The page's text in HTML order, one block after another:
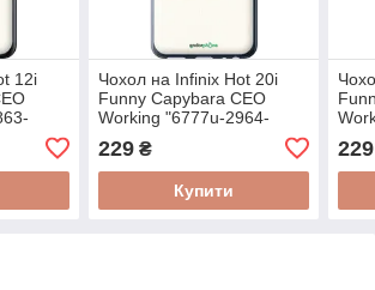
12i
Чохол на Infinix Hot 20i
Funny Capybara CEO
Working "6777u-2964-
229₴
Купити
229